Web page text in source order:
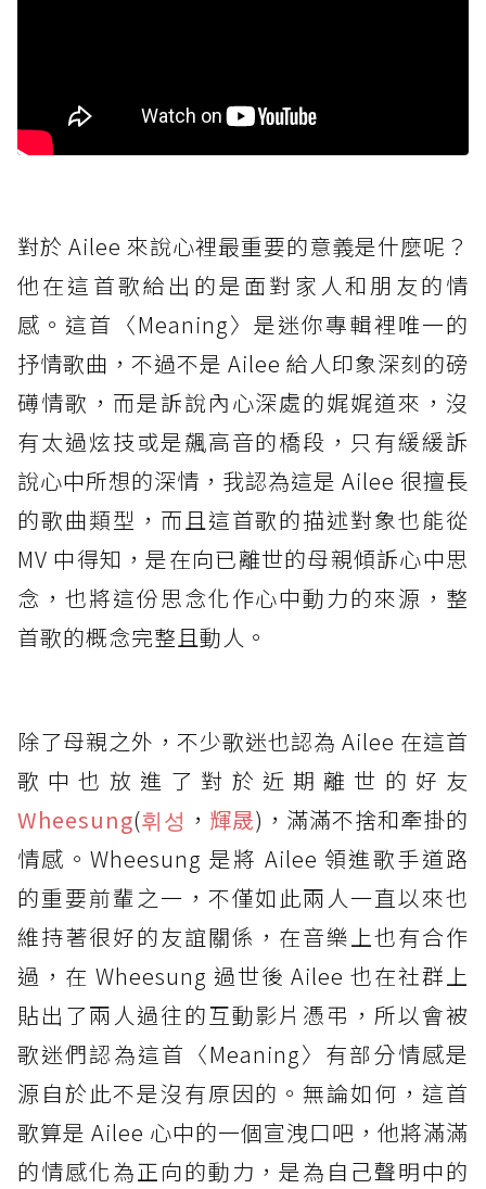
對於 Ailee 來說心裡最重要的意義是什麼呢？
他在這首歌給出的是面對家人和朋友的情
感。這首〈Meaning〉是迷你專輯裡唯一的
抒情歌曲，不過不是 Ailee 給人印象深刻的磅
礡情歌，而是訴說內心深處的娓娓道來，沒
有太過炫技或是飆高音的橋段，只有緩緩訴
說心中所想的深情，我認為這是 Ailee 很擅長
的歌曲類型，而且這首歌的描述對象也能從
MV 中得知，是在向已離世的母親傾訴心中思
念，也將這份思念化作心中動力的來源，整
首歌的概念完整且動人。
除了母親之外，不少歌迷也認為 Ailee 在這首
歌中也放進了對於近期離世的好友
Wheesung(휘성 ， 輝晟)，滿滿不捨和牽掛的
情感。Wheesung 是將 Ailee 領進歌手道路
的重要前輩之一，不僅如此兩人一直以來也
維持著很好的友誼關係，在音樂上也有合作
過，在 Wheesung 過世後 Ailee 也在社群上
貼出了兩人過往的互動影片憑弔，所以會被
歌迷們認為這首〈Meaning〉有部分情感是
源自於此不是沒有原因的。無論如何，這首
歌算是 Ailee 心中的一個宣洩口吧，他將滿滿
的情感化為正向的動力，是為自己聲明中的